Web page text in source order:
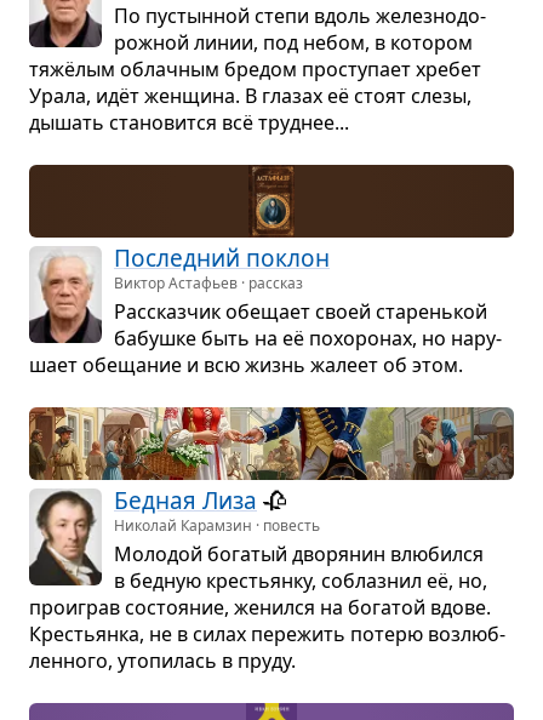
По пустын­ной степи вдоль желез­но­до­
рож­ной линии, под небом, в кото­ром
тяжёлым облач­ным бре­дом про­сту­пает хре­бет
Урала, идёт жен­щина. В гла­зах её стоят слезы,
дышать ста­но­вится всё труд­нее...
Послед­ний поклон
Виктор Астафьев · рассказ
Рас­сказ­чик обе­щает своей ста­рень­кой
бабушке быть на её похо­ро­нах, но нару­
шает обе­ща­ние и всю жизнь жалеет об этом.
Бед­ная Лиза 🥀
Николай Карамзин · повесть
Моло­дой бога­тый дво­ря­нин влю­бился
в бед­ную кре­стьянку, соблаз­нил её, но,
про­играв состо­я­ние, женился на бога­той вдове.
Кре­стьянка, не в силах пере­жить потерю воз­люб­
лен­ного, уто­пи­лась в пруду.